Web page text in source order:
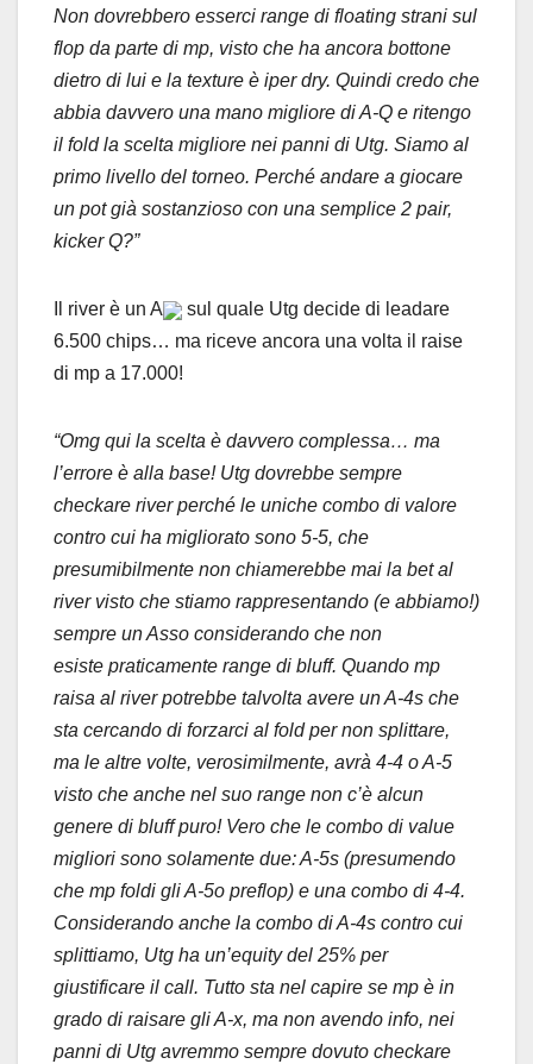
Non dovrebbero esserci range di floating strani sul
flop da parte di mp, visto che ha ancora bottone
dietro di lui e la texture è iper dry. Quindi credo che
abbia davvero una mano migliore di A-Q e ritengo
il fold la scelta migliore nei panni di Utg. Siamo al
primo livello del torneo. Perché andare a giocare
un pot già sostanzioso con una semplice 2 pair,
kicker Q?”
Il river è un A
sul quale Utg decide di leadare
6.500 chips… ma riceve ancora una volta il raise
di mp a 17.000!
“Omg qui la scelta è davvero complessa… ma
l’errore è alla base! Utg dovrebbe sempre
checkare river perché le uniche combo di valore
contro cui ha migliorato sono 5-5, che
presumibilmente non chiamerebbe mai la bet al
river visto che stiamo rappresentando (e abbiamo!)
sempre un Asso considerando che non
esiste praticamente range di bluff. Quando mp
raisa al river potrebbe talvolta avere un A-4s che
sta cercando di forzarci al fold per non splittare,
ma le altre volte, verosimilmente, avrà 4-4 o A-5
visto che anche nel suo range non c’è alcun
genere di bluff puro! Vero che le combo di value
migliori sono solamente due: A-5s (presumendo
che mp foldi gli A-5o preflop) e una combo di 4-4.
Considerando anche la combo di A-4s contro cui
splittiamo, Utg ha un’equity del 25% per
giustificare il call. Tutto sta nel capire se mp è in
grado di raisare gli A-x, ma non avendo info, nei
panni di Utg avremmo sempre dovuto checkare